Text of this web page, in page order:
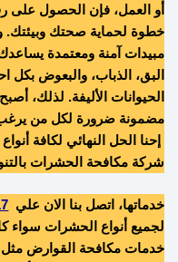
أو العمل، فإن الحصول على
خطوة لحماية صحتك وبيئتك.
مبيدات آمنة ومعتمدة
البق، الذباب، والبعوض بكل
الحيوانات الأليفة. لذلك،
مضمونة ضرورة لكل من يرغب
إحنا الحل النهائي لكافة
شركة مكافحة الحشرات
خدماتها، اتصل بنا الان علي
لجميع أنواع الحشرات سواء
خدمات مكافحة القوارض مثل